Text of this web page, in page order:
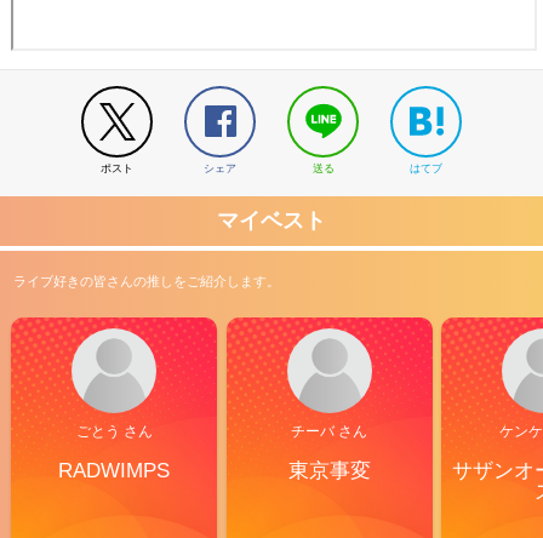
ポスト シェア 送る はてブ
マイベスト
ライブ好きの皆さんの推しをご紹介します。
ごとう さん
RADWIMPS
チーバ さん
東京事変
ケン
サザンオ